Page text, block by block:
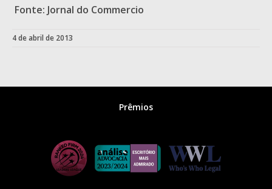
Fonte: Jornal do Commercio
4 de abril de 2013
Prêmios